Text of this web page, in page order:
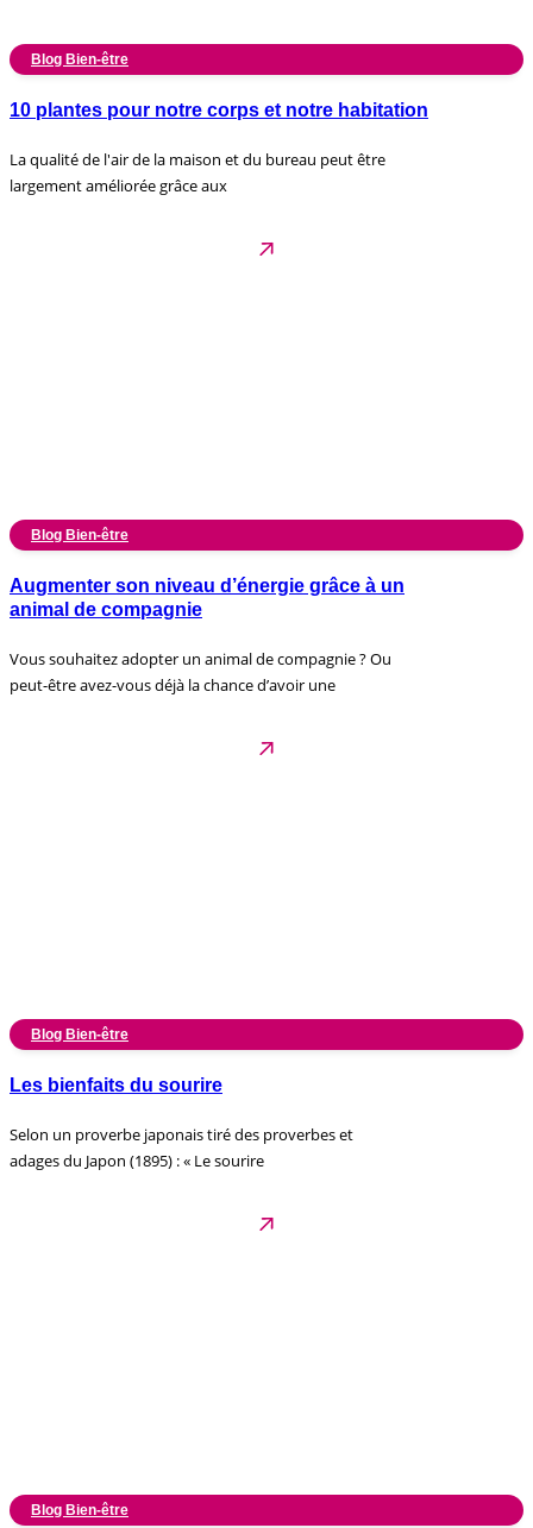
Blog Bien-être
10 plantes pour notre corps et notre habitation
La qualité de l'air de la maison et du bureau peut être
largement améliorée grâce aux
Blog Bien-être
Augmenter son niveau d’énergie grâce à un
animal de compagnie
Vous souhaitez adopter un animal de compagnie ? Ou
peut-être avez-vous déjà la chance d’avoir une
Blog Bien-être
Les bienfaits du sourire
Selon un proverbe japonais tiré des proverbes et
adages du Japon (1895) : « Le sourire
Blog Bien-être